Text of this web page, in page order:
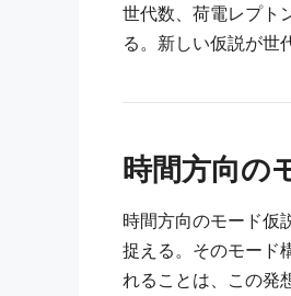
世代数、荷電レプト
る。新しい仮説が世
時間方向の
時間方向のモード仮
捉える。そのモード
れることは、この発